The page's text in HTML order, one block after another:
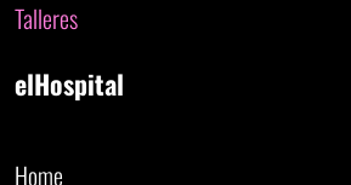
Talleres
elHospital
Home